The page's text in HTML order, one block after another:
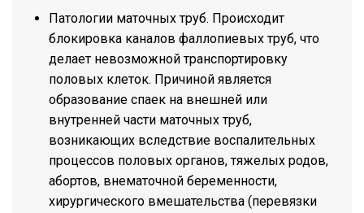
Патологии маточных труб. Происходит
блокировка каналов фаллопиевых труб, что
делает невозможной транспортировку
половых клеток. Причиной является
образование спаек на внешней или
внутренней части маточных труб,
возникающих вследствие воспалительных
процессов половых органов, тяжелых родов,
абортов, внематочной беременности,
хирургического вмешательства (перевязки